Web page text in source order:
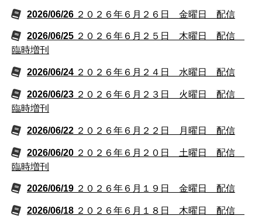
2026/06/26 ２０２６年６月２６日 金曜日 配信
2026/06/25 ２０２６年６月２５日 木曜日 配信
臨時増刊
2026/06/24 ２０２６年６月２４日 水曜日 配信
2026/06/23 ２０２６年６月２３日 火曜日 配信
臨時増刊
2026/06/22 ２０２６年６月２２日 月曜日 配信
2026/06/20 ２０２６年６月２０日 土曜日 配信
臨時増刊
2026/06/19 ２０２６年６月１９日 金曜日 配信
2026/06/18 ２０２６年６月１８日 木曜日 配信